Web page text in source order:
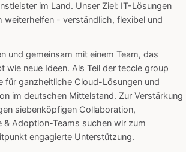
im Land. Unser Ziel: IT-Lösungen
weiterhelfen - verständlich, flexibel und
und gemeinsam mit einem Team, das
wie neue Ideen. Als Teil der teccle group
für ganzheitliche Cloud-Lösungen und
im deutschen Mittelstand. Zur Verstärkung
siebenköpfigen Collaboration,
& Adoption-Teams suchen wir zum
engagierte Unterstützung.